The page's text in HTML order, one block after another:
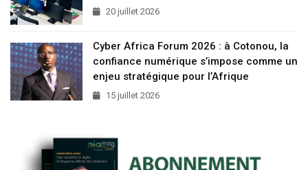
20 juillet 2026
Cyber Africa Forum 2026 : à Cotonou, la
confiance numérique s’impose comme un
enjeu stratégique pour l’Afrique
15 juillet 2026